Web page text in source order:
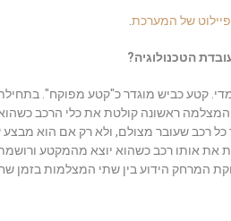
של המערכת.
הטכנולוגיה?
קטע כביש מוגדר כ"קטע מפוקח".
ראשונה קולטת את כלי הרכב
כל רכב שעובר מצולם, ולא רק אם הוא
את אותו רכב כשהוא יוצא מהמקטע
המרחק הידוע בין שתי המצלמות בזמן